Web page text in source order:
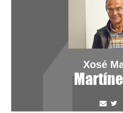
Xosé